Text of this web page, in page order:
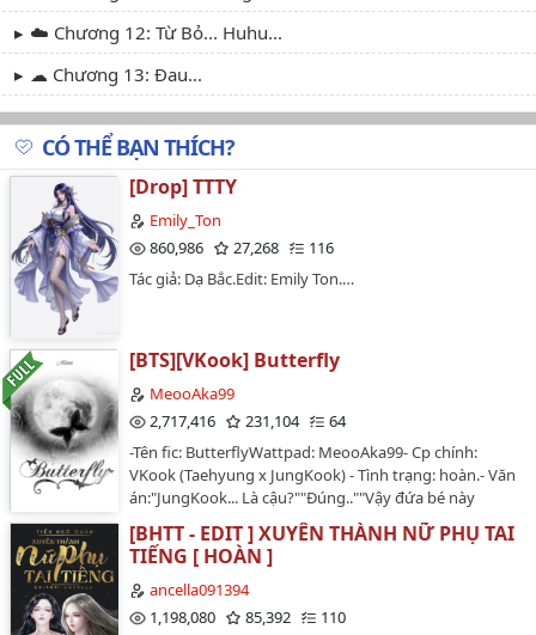
☁️ Chương 12: Từ Bỏ... Huhu...
☁ Chương 13: Đau...
☁ Chương 14: Cầu Xin Anh... Chậm Một Chút... Ưm...
☁ Chương 15: Em Muốn Tôi Làm Em?
☁ Chương 16: Cho Tôi Ăn Với
☁ Chương 17: Chắc Chắn Là Người Đàn Ông Kia Bao Nuôi
☁ Chương 18: Làm Em Ở Trên Xe!
☁ Chương 19: Tắm Rửa Xong Rồi Qua Đây
☁ Chương 20: ... Sẽ Bị Nghe Thấy... Ưm...
☁ Chương 21: Nhẹ... Nhẹ Thôi...
☁ Chương 22: Yên Tâm Kêu Đi
☁ Chương 23: ... Sâu Quá... Ưm...
☁ Chương 24: Gọi Ông Xã
☁ Chương 25: Tôi Cứng Rồi
☁ Chương 26: Không Nghe Thấy Cô Ấy Kêu Đau À?
CÓ THỂ BẠN THÍCH?
[Drop] TTTY
Emily_Ton
860,986
27,268
116
Tác giả: Dạ Bắc.Edit: Emily Ton.…
[BTS][VKook] Butterfly
MeooAka99
2,717,416
231,104
64
-Tên fic: ButterflyWattpad: MeooAka99- Cp chính:
VKook (Taehyung x JungKook) - Tình trạng: hoàn.- Văn
án:"JungKook... Là cậu?""Đúng..""Vậy đứa bé này
là?""Con tôi..""Không phải con chúng ta sao?""Anh
cút..""Đôi mắt của tôi ở đó, đó là con của tôi..""Tiểu
Mẫn, ba bế con... Chúng ta đi về nhà, ba sẽ làm canh
cho tiểu bảo bối của ba. Đừng ở đây nhiều điều với
hắn, hắn không xứng...""JungKook... Anh xin lỗi. Phải
[BHTT - EDIT ] XUYÊN THÀNH NỮ PHỤ TAI
TIẾNG [ HOÀN ]
ancella091394
1,198,080
85,392
110